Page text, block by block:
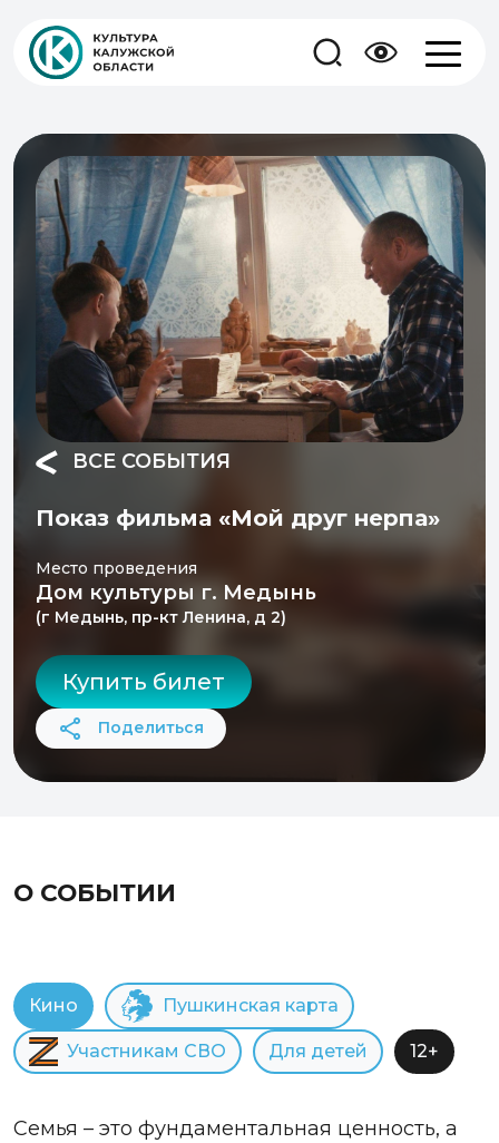
ВСЕ СОБЫТИЯ
Показ фильма «Мой друг нерпа»
Место проведения
Дом культуры г. Медынь
(г Медынь, пр-кт Ленина, д 2)
Купить билет
Поделиться
О СОБЫТИИ
Кино Пушкинская карта
Участникам СВО Для детей 12+
Семья – это фундаментальная ценность, а